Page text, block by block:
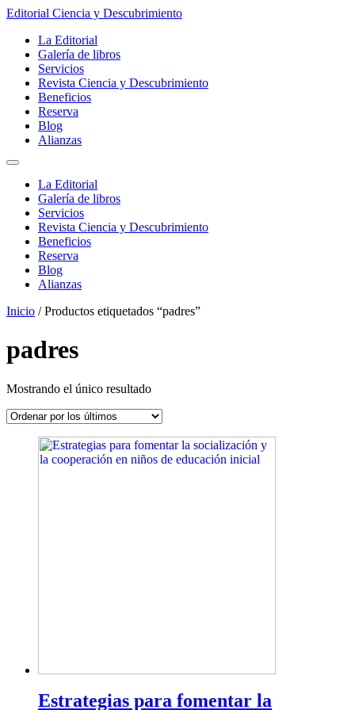
Ir
contenido
Editorial Ciencia y Descubrimiento
La Editorial
Galería de libros
Servicios
Revista Ciencia y Descubrimiento
Beneficios
Reserva
Blog
Alianzas
La Editorial
Galería de libros
Servicios
Revista Ciencia y Descubrimiento
Beneficios
Reserva
Blog
Alianzas
Inicio / Productos etiquetados “padres”
padres
Mostrando el único resultado
Estrategias para fomentar la